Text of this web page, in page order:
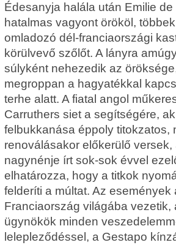
Édesanyja halála után Emilie
hatalmas vagyont örököl,
omladozó dél-franciaországi
körülvevő szőlőt. A lányra
súlyként nehezedik az
megroppan a hagyatékkal
terhe alatt. A fiatal angol
Carruthers siet a segítségére,
felbukkanása éppoly titokzatos,
renoválásakor előkerülő
nagynénje írt sok-sok évvel
elhatározza, hogy a titkok
felderíti a múltat. Az
Franciaország világába vezetik,
ügynökök minden
lelepleződéssel, a Gestapo